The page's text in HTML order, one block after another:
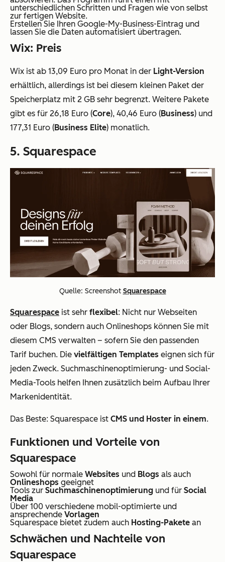
unterschiedlichen Schritten und Fragen wie von selbst
zur fertigen Website.
Erstellen Sie Ihren Google-My-Business-Eintrag und
lassen Sie die Daten automatisiert übertragen.
Wix: Preis
Wix ist ab 13,09 Euro pro Monat in der Light-Version
erhältlich, allerdings ist bei diesem kleinen Paket der
Speicherplatz mit 2 GB sehr begrenzt. Weitere Pakete
gibt es für 26,18 Euro (Core), 40,46 Euro (Business) und
177,31 Euro (Business Elite) monatlich.
5. Squarespace
Quelle: Screenshot Squarespace
Squarespace ist sehr flexibel: Nicht nur Webseiten
oder Blogs, sondern auch Onlineshops können Sie mit
diesem CMS verwalten – sofern Sie den passenden
Tarif buchen. Die vielfältigen Templates eignen sich für
jeden Zweck. Suchmaschinenoptimierung- und Social-
Media-Tools helfen Ihnen zusätzlich beim Aufbau Ihrer
Markenidentität.
Das Beste: Squarespace ist CMS und Hoster in einem.
Funktionen und Vorteile von
Squarespace
Sowohl für normale Websites und Blogs als auch
Onlineshops geeignet
Tools zur Suchmaschinenoptimierung und für Social
Media
Über 100 verschiedene mobil-optimierte und
ansprechende Vorlagen
Squarespace bietet zudem auch Hosting-Pakete an
Schwächen und Nachteile von
Squarespace